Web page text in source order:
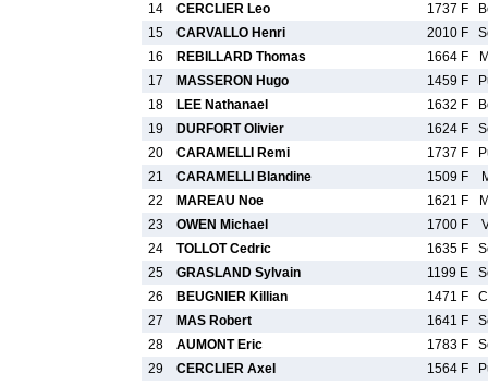
14
CERCLIER Leo 1737 F
15
CARVALLO Henri 2010 F
16
REBILLARD Thomas 1664 F
17
MASSERON Hugo 1459 F
18
LEE Nathanael 1632 F
19
DURFORT Olivier 1624 F
20
CARAMELLI Remi 1737 F
21
CARAMELLI Blandine 1509 F
22
MAREAU Noe 1621 F
23
OWEN Michael 1700 F
24
TOLLOT Cedric 1635 F
25
GRASLAND Sylvain 1199 E
26
BEUGNIER Killian 1471 F
27
MAS Robert 1641 F
28
AUMONT Eric 1783 F
29
CERCLIER Axel 1564 F